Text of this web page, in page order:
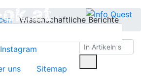
Wissenschaftliche Berichte
Instagram
uns
Sitemap